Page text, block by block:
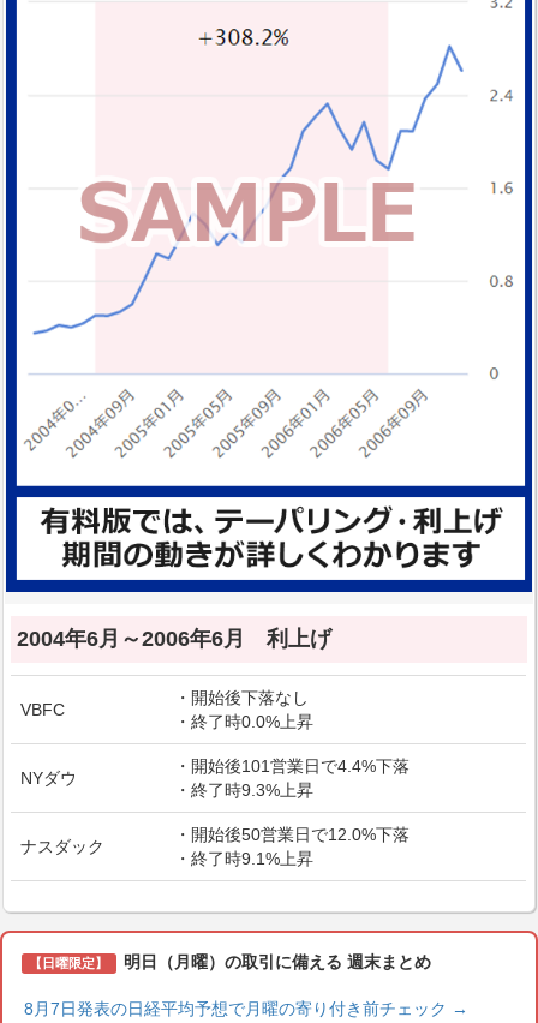
2004年6月～2006年6月 利上げ
VBFC
・開始後下落なし
・終了時0.0%上昇
NYダウ
・開始後101営業日で4.4%下落
・終了時9.3%上昇
ナスダック
・開始後50営業日で12.0%下落
・終了時9.1%上昇
【日曜限定】 明日（月曜）の取引に備える 週末まとめ
8月7日発表の日経平均予想で月曜の寄り付き前チェック →